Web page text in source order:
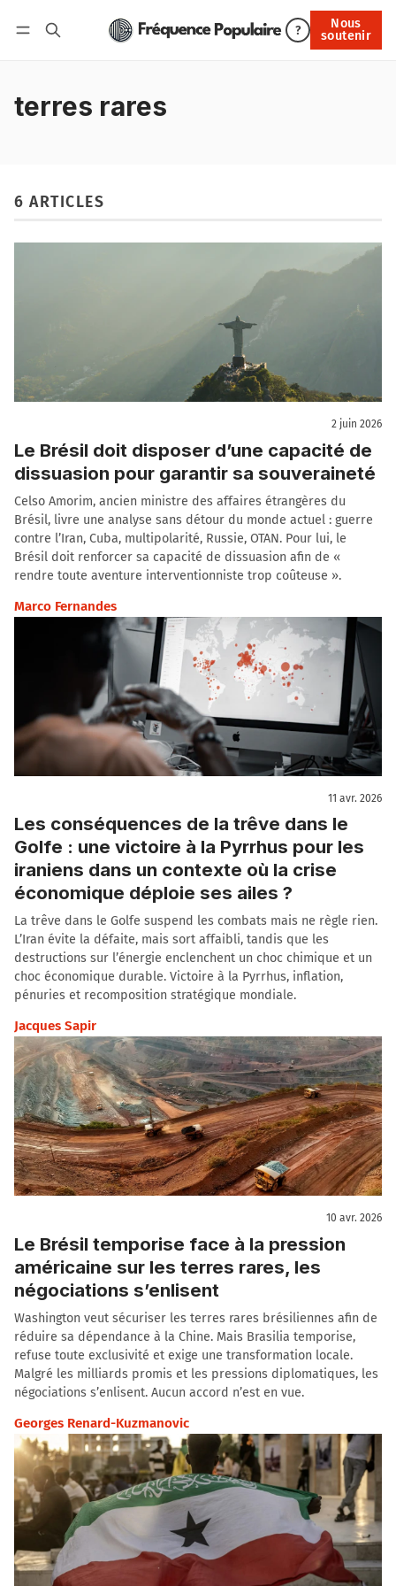
?
Nous
soutenir
Nous soutenir
terres rares
6 ARTICLES
2 juin 2026
Le Brésil doit disposer d’une capacité de
dissuasion pour garantir sa souveraineté
Celso Amorim, ancien ministre des affaires étrangères du
Brésil, livre une analyse sans détour du monde actuel : guerre
contre l’Iran, Cuba, multipolarité, Russie, OTAN. Pour lui, le
Brésil doit renforcer sa capacité de dissuasion afin de «
rendre toute aventure interventionniste trop coûteuse ».
Marco Fernandes
11 avr. 2026
Les conséquences de la trêve dans le
Golfe : une victoire à la Pyrrhus pour les
iraniens dans un contexte où la crise
économique déploie ses ailes ?
La trêve dans le Golfe suspend les combats mais ne règle rien.
L’Iran évite la défaite, mais sort affaibli, tandis que les
destructions sur l’énergie enclenchent un choc chimique et un
choc économique durable. Victoire à la Pyrrhus, inflation,
pénuries et recomposition stratégique mondiale.
Jacques Sapir
10 avr. 2026
Le Brésil temporise face à la pression
américaine sur les terres rares, les
négociations s’enlisent
Washington veut sécuriser les terres rares brésiliennes afin de
réduire sa dépendance à la Chine. Mais Brasilia temporise,
refuse toute exclusivité et exige une transformation locale.
Malgré les milliards promis et les pressions diplomatiques, les
négociations s’enlisent. Aucun accord n’est en vue.
Georges Renard-Kuzmanovic